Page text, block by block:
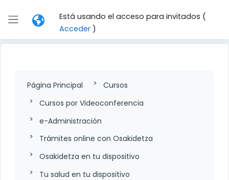
Panel lateral
Está usando el acceso para invitados (
Acceder)
Página Principal
Cursos
Cursos por Videoconferencia
e-Administración
Trámites online con Osakidetza
Osakidetza en tu dispositivo
Tu salud en tu dispositivo